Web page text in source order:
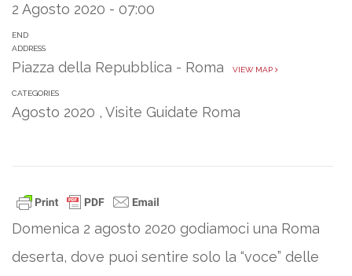
2 Agosto 2020 - 07:00
END
ADDRESS
Piazza della Repubblica - Roma VIEW MAP
CATEGORIES
Agosto 2020 , Visite Guidate Roma
Domenica 2 agosto 2020 godiamoci una Roma
deserta, dove puoi sentire solo la “voce” delle